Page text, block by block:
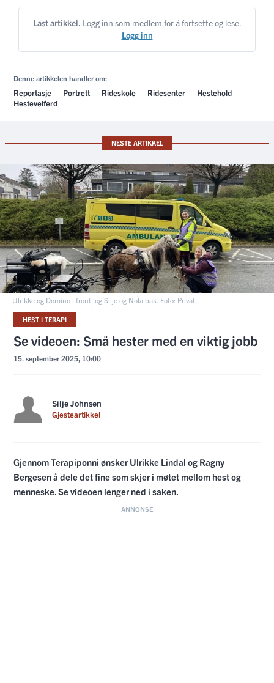
Låst artikkel. Logg inn som medlem for å fortsette og lese.
Logg inn
Denne artikkelen handler om:
Reportasje Portrett Rideskole Ridesenter
Hestehold
Hestevelferd
NESTE ARTIKKEL
Ulrikke og Domino i front, og Silje og Nola bak. Foto: Privat
HEST I TERAPI
Se videoen: Små hester med en viktig jobb
15. september 2025, 10:00
Silje Johnsen
Gjesteartikkel
Gjennom Terapiponni ønsker Ulrikke Lindal og Ragny
Bergesen å dele det fine som skjer i møtet mellom hest og
menneske. Se videoen lenger ned i saken.